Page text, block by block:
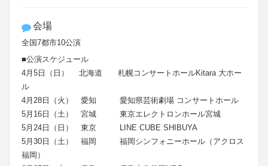
会場
全国7都市10公演
■公演スケジュール
4月5日（日） 北海道 札幌コンサートホールKitara 大ホー
ル
4月28日（火） 愛知 愛知県芸術劇場 コンサートホール
5月16日（土） 宮城 東京エレクトロンホール宮城
5月24日（日） 東京 LINE CUBE SHIBUYA
5月30日（土） 福岡 福岡シンフォニーホール（アクロス
福岡）